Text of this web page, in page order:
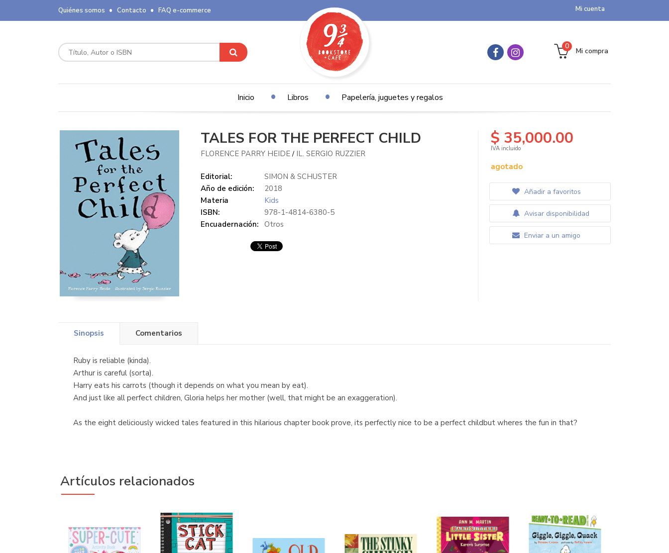
Mi cuenta
Quiénes somos Contacto FAQ e-commerce
Mi compra
0
Inicio Libros Papelería, juguetes y regalos
TALES FOR THE PERFECT CHILD
FLORENCE PARRY HEIDE/ IL. SERGIO RUZZIER
Editorial:
SIMON & SCHUSTER
Año de edición:
2018
Materia
Kids
ISBN:
978-1-4814-6380-5
Encuadernación:
Otros
$ 35,000.00
IVA incluido
agotado
Añadir a favoritos
Avisar disponibilidad
Enviar a un amigo
Sinopsis Comentarios
Ruby is reliable (kinda).
Arthur is careful (sorta).
Harry eats his carrots (though it depends on what you mean by eat).
And just like all perfect children, Gloria helps her mother (well, that might be an exaggeration).
As the eight deliciously wicked tales featured in this hilarious chapter book prove, its perfectly nice to be a perfect childbut wheres the fun in that?
Artículos relacionados